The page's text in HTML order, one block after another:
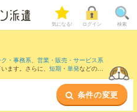
気になる! ログイン 検索
・事務系、 営業・販売・サービス系
ます。さらに、 短期 ・ 単発などの期
宮内(山形県)駅
など近隣駅のお
条件の変更